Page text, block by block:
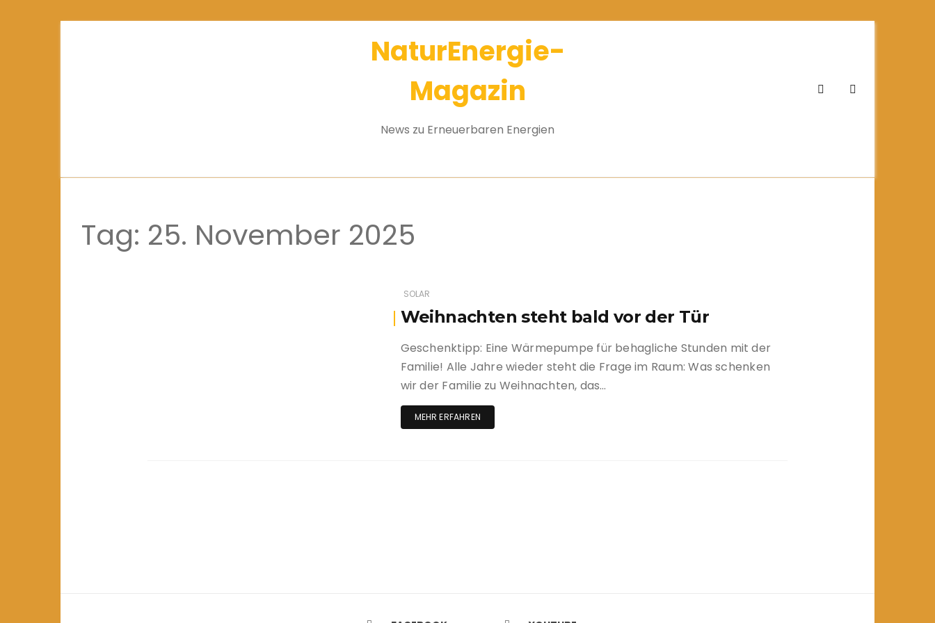
NaturEnergie-
Magazin
News zu Erneuerbaren Energien
Tag: 25. November 2025
SOLAR
Weihnachten steht bald vor der Tür
Geschenktipp: Eine Wärmepumpe für behagliche Stunden mit der
Familie! Alle Jahre wieder steht die Frage im Raum: Was schenken
wir der Familie zu Weihnachten, das…
MEHR ERFAHREN